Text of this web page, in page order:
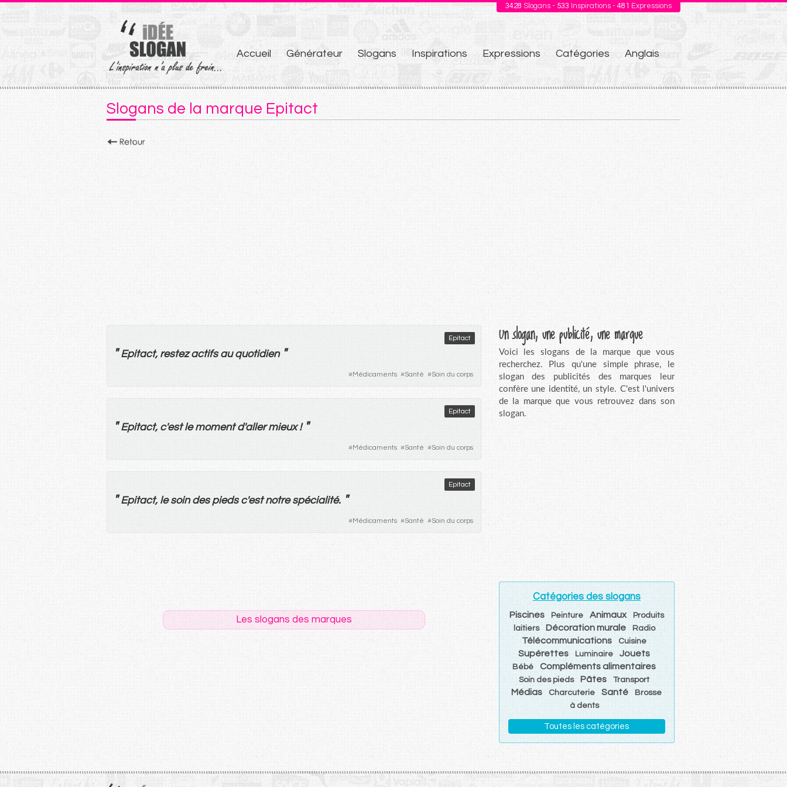
3428 Slogans - 533 Inspirations - 481 Expressions
Aller
au
contenu
Accueil Générateur Slogans Inspirations Expressions Catégories Anglais
Slogans de la marque Epitact
Epitact
"Epitact, restez actifs au quotidien "
#Médicaments #Santé #Soin du corps
Epitact
"Epitact, c'est le momentd'aller mieux! "
#Médicaments #Santé #Soin du corps
Epitact
"Epitact, le soin des piedsc'est notre spécialité. "
#Médicaments #Santé #Soin du corps
Les slogans des marques
Un slogan, une publicité, une marque
Voici les slogans de la marque que vous
recherchez. Plus qu'une simple phrase, le
slogan des publicités des marques leur
confère une identité, un style. C'est l'univers
de la marque que vous retrouvez dans son
slogan.
Catégories des slogans
Piscines Peinture Animaux
Produits
laitiers
Décoration murale Radio
Télécommunications Cuisine
Supérettes Luminaire Jouets
Bébé Compléments alimentaires
Soin des pieds Pâtes Transport
Médias Charcuterie Santé
Brosse
à dents
Toutes les catégories